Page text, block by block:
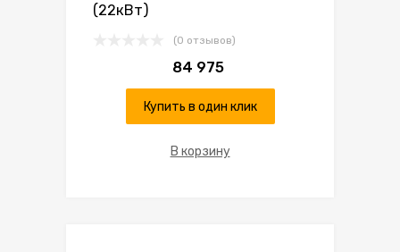
(22кВт)
(0 отзывов)
84 975
Купить в один клик
В корзину